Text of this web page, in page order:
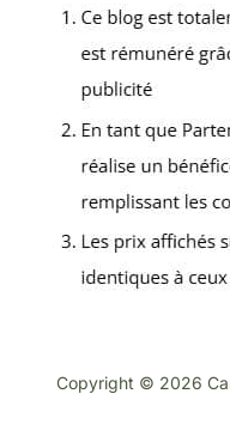
Copyright © 2026